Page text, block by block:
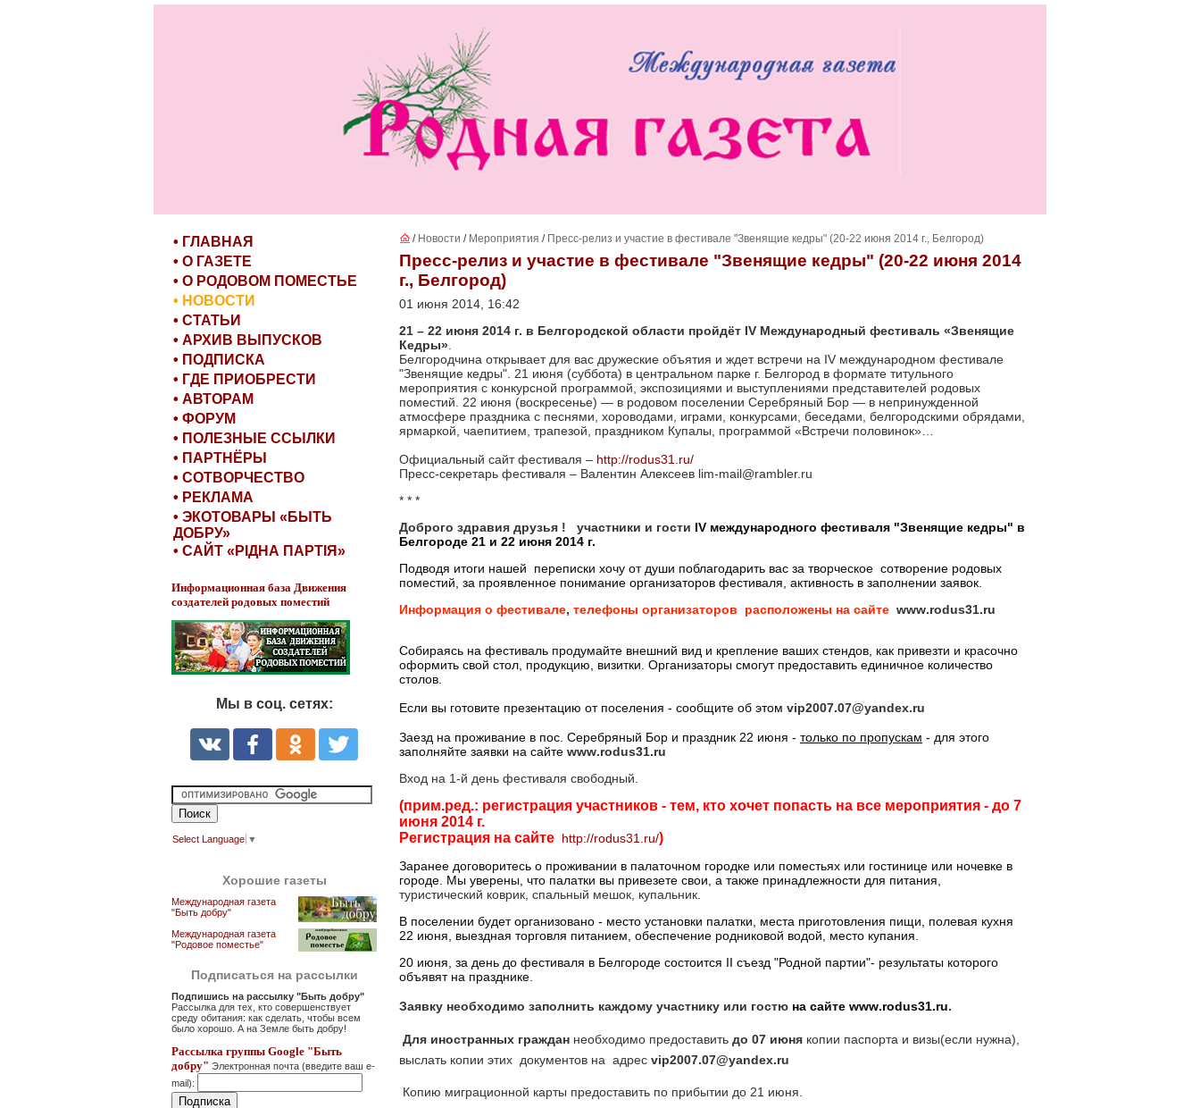
• ГЛАВНАЯ
• О ГАЗЕТЕ
• О РОДОВОМ ПОМЕСТЬЕ
• НОВОСТИ
• СТАТЬИ
• АРХИВ ВЫПУСКОВ
• ПОДПИСКА
• ГДЕ ПРИОБРЕСТИ
• АВТОРАМ
• ФОРУМ
• ПОЛЕЗНЫЕ ССЫЛКИ
• ПАРТНЁРЫ
• СОТВОРЧЕСТВО
• РЕКЛАМА
• ЭКОТОВАРЫ «БЫТЬ
ДОБРУ»
• САЙТ «РІДНА ПАРТІЯ»
Информационная база Движения
создателей родовых поместий
Мы в соц. сетях:
Select Language ▼
Хорошие газеты
Международная газета
"Быть добру"
Международная газета
"Родовое поместье"
Подписаться на рассылки
Подпишись на рассылку "Быть добру"
Рассылка для тех, кто совершенствует
среду обитания: как сделать, чтобы всем
было хорошо. А на Земле быть добру!
Рассылка группы Google "Быть
добру" Электронная почта (введите ваш e-
mail):
/ Новости / Мероприятия / Пресс-релиз и участие в фестивале "Звенящие кедры" (20-22 июня 2014 г., Белгород)
Пресс-релиз и участие в фестивале "Звенящие кедры" (20-22 июня 2014
г., Белгород)
01 июня 2014, 16:42
21 – 22 июня 2014 г. в Белгородской области пройдёт IV Международный фестиваль «Звенящие
Кедры»
Белгородчина открывает для вас дружеские объятия и ждет встречи на IV международном фестивале
"Звенящие кедры". 21 июня (суббота) в центральном парке г. Белгород в формате титульного
мероприятия с конкурсной программой, экспозициями и выступлениями представителей родовых
поместий. 22 июня (воскресенье) — в родовом поселении Серебряный Бор — в непринужденной
атмосфере праздника с песнями, хороводами, играми, конкурсами, беседами, белгородскими обрядами,
ярмаркой, чаепитием, трапезой, праздником Купалы, программой «Встречи половинок»…
Официальный сайт фестиваля – http://rodus31.ru/
Пресс-секретарь фестиваля – Валентин Алексеев lim-mail@rambler.ru
* * *
Доброго здравия друзья ! участники и гости IV международного фестиваля "Звенящие кедры" в
Белгороде 21 и 22 июня 2014 г.
Подводя итоги нашей переписки хочу от души поблагодарить вас за творческое сотворение родовых
поместий, за проявленное понимание организаторов фестиваля, активность в заполнении заявок.
Информация о фестивале, телефоны организаторов расположены на сайте www.rodus31.ru
Собираясь на фестиваль продумайте внешний вид и крепление ваших стендов, как привезти и красочно
оформить свой стол, продукцию, визитки. Организаторы смогут предоставить единичное количество
столов.
Если вы готовите презентацию от поселения - сообщите об этом vip2007.07@yandex.ru
Заезд на проживание в пос. Серебряный Бор и праздник 22 июня - только по пропускам - для этого
заполняйте заявки на сайте www.rodus31.ru
Вход на 1-й день фестиваля свободный.
(прим.ред.: регистрация участников - тем, кто хочет попасть на все мероприятия - до 7
июня 2014 г.
Регистрация на сайте http://rodus31.ru/)
Заранее договоритесь о проживании в палаточном городке или поместьях или гостинице или ночевке в
городе. Мы уверены, что палатки вы привезете свои, а также принадлежности для питания,
туристический коврик, спальный мешок, купальник
В поселении будет организовано - место установки палатки, места приготовления пищи, полевая кухня
22 июня, выездная торговля питанием, обеспечение родниковой водой, место купания.
20 июня, за день до фестиваля в Белгороде состоится II съезд "Родной партии"- результаты которого
объявят на празднике.
Заявку необходимо заполнить каждому участнику или гостю на сайте www.rodus31.ru.
Для иностранных граждан необходимо предоставить до 07 июня копии паспорта и визы(если нужна),
выслать копии этих документов на адрес vip2007.07@yandex.ru
Копию миграционной карты предоставить по прибытии до 21 июня.